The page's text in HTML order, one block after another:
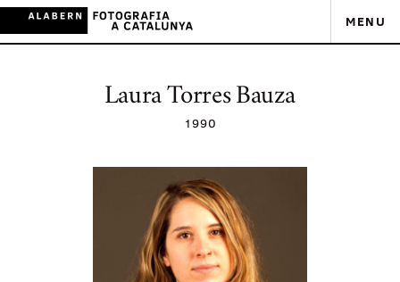
MENU
Laura Torres Bauza
1990